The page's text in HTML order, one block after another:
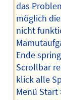
das
möglich
nicht
Ende
Scrollbar
klick alle
Menü